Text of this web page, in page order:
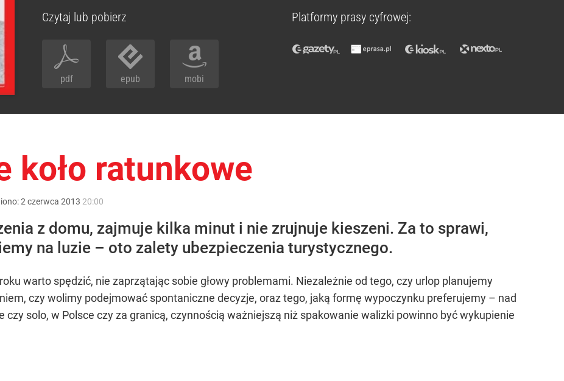
Czytaj lub pobierz
pdf epub mobi
Platformy prasy cyfrowej:
koło ratunkowe
2 czerwca 2013 20:00
z domu, zajmuje kilka minut i nie zrujnuje kieszeni. Za to sprawi,
na luzie – oto zalety ubezpieczenia turystycznego.
warto spędzić, nie zaprzątając sobie głowy problemami. Niezależnie od tego, czy urlop planujemy
czy wolimy podejmować spontaniczne decyzje, oraz tego, jaką formę wypoczynku preferujemy – nad
czy solo, w Polsce czy za granicą, czynnością ważniejszą niż spakowanie walizki powinno być wykupienie